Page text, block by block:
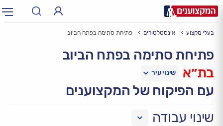
עירעיר: תל אביב, חיפה…
בעלי מקצוע אינסטלטורים פתיחת סתימה בפתח הביוב
פתיחת סתימה בפתח הביוב
בת״א
עם הפיקוח של המקצוענים
שינוי עבודה